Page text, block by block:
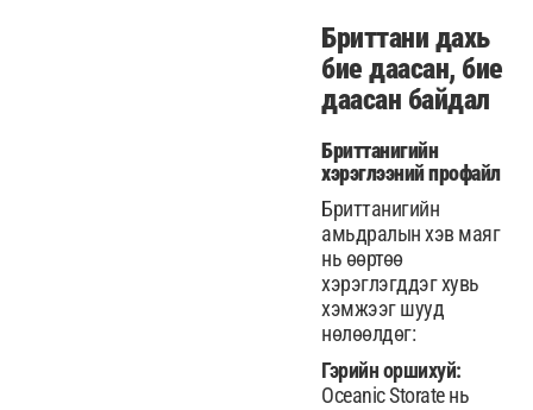
Бриттани дахь
бие даасан, бие
даасан байдал
Бриттанигийн
хэрэглээний профайл
Бриттанигийн
амьдралын хэв маяг
нь өөртөө
хэрэглэгддэг хувь
хэмжээг шууд
нөлөөлдөг:
Гэрийн оршихуй:
Oceanic Storate нь